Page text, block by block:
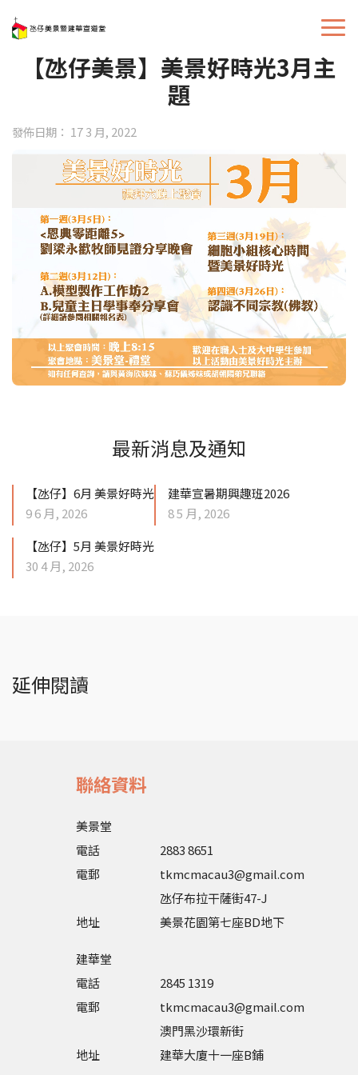
【氹仔美景】美景好時光3月主
題
發佈日期： 17 3 月, 2022
最新消息及通知
【氹仔】6月 美景好時光
9 6 月, 2026
建華宣暑期興趣班2026
8 5 月, 2026
【氹仔】5月 美景好時光
30 4 月, 2026
延伸閱讀
聯絡資料
美景堂
電話
2883 8651
電郵
tkmcmacau3@gmail.com
地址
氹仔布拉干薩街47-J
美景花園第七座BD地下
建華堂
電話
2845 1319
電郵
tkmcmacau3@gmail.com
地址
澳門黑沙環新街
建華大廈十一座B鋪